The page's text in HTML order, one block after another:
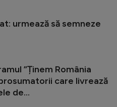
urmează să semneze
”Ținem România
care livrează
de...